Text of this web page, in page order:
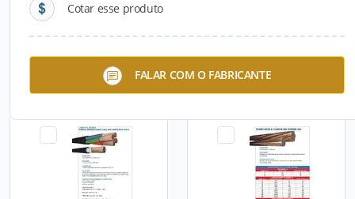
Cotar esse produto
FALAR COM O FABRICANTE
Cabo Cord-Solda 100 V e